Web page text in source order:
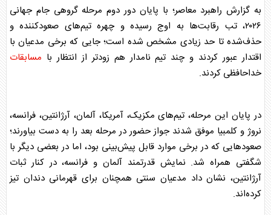
به گزارش راهبرد معاصر؛ با پایان دور دوم مرحله گروهی جام جهانی
۲۰۲۶، تب رقابت‌ها به اوج رسیده و چهره تیم‌های صعودکننده و
حذف‌شده تا حد زیادی مشخص شده است؛ جایی که برخی مدعیان با
اقتدار عبور کردند و چند تیم نامدار هم زودتر از انتظار با مسابقات
خداحافظی کردند.
در پایان این مرحله، تیم‌های مکزیک، آمریکا، آلمان، آرژانتین، فرانسه،
نروژ و کلمبیا موفق شدند جواز حضور در مرحله بعد را به دست بیاورند؛
صعود‌هایی که در برخی موارد قابل پیش‌بینی بود، اما در بعضی دیگر با
شگفتی همراه شد. نمایش قدرتمند آلمان و فرانسه، در کنار ثبات
آرژانتین، نشان داد مدعیان سنتی همچنان برای قهرمانی دندان تیز
کرده‌اند.